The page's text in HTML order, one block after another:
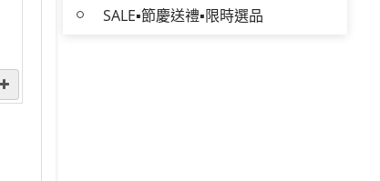
SALE▪節慶送禮▪限時選品